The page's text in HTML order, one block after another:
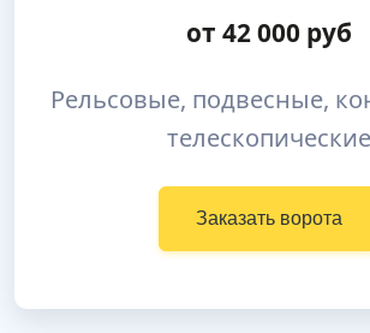
от 42 000 руб
Рельсовые, подвесные,
телескопические
Заказать ворота